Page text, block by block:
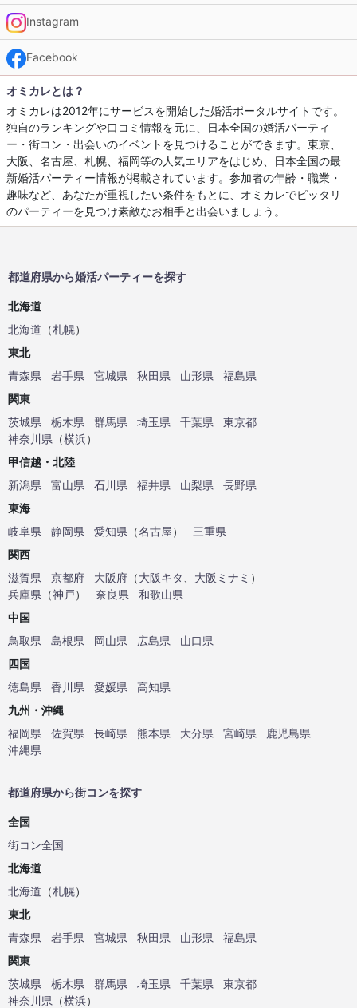
Instagram
Facebook
オミカレとは？
オミカレは2012年にサービスを開始した婚活ポータルサイトです。
独自のランキングや口コミ情報を元に、日本全国の婚活パーティ
ー・街コン・出会いのイベントを見つけることができます。東京、
大阪、名古屋、札幌、福岡等の人気エリアをはじめ、日本全国の最
新婚活パーティー情報が掲載されています。参加者の年齢・職業・
趣味など、あなたが重視したい条件をもとに、オミカレでピッタリ
のパーティーを見つけ素敵なお相手と出会いましょう。
都道府県から婚活パーティーを探す
北海道
北海道 （札幌）
東北
青森県
岩手県 宮城県 秋田県 山形県
福島県
関東
茨城県
栃木県 群馬県 埼玉県 千葉県
東京都
神奈川県 （横浜）
甲信越・北陸
新潟県
富山県 石川県 福井県 山梨県
長野県
東海
岐阜県
静岡県 愛知県 （名古屋）
三重県
関西
滋賀県
京都府 大阪府 （大阪キタ 大阪ミナミ ）
兵庫県 （神戸） 奈良県
和歌山県
中国
鳥取県
島根県 岡山県 広島県
山口県
四国
徳島県
香川県 愛媛県
高知県
九州・沖縄
福岡県
佐賀県 長崎県 熊本県 大分県 宮崎県
鹿児島県
沖縄県
都道府県から街コンを探す
全国
街コン全国
北海道
北海道 （札幌）
東北
青森県
岩手県 宮城県 秋田県 山形県
福島県
関東
茨城県
栃木県 群馬県 埼玉県 千葉県
東京都
神奈川県 （横浜）